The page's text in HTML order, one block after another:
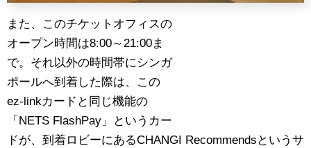
また、このチケットオフィスの
オープン時間は8:00～21:00ま
で。それ以外の時間帯にシンガ
ポールへ到着した際は、この
ez-linkカードと同じ機能の
「NETS FlashPay」というカー
ドが、到着ロビーにあるCHANGI Recommendsというサ